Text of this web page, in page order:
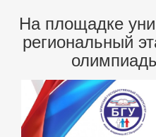
На площадке
региональный